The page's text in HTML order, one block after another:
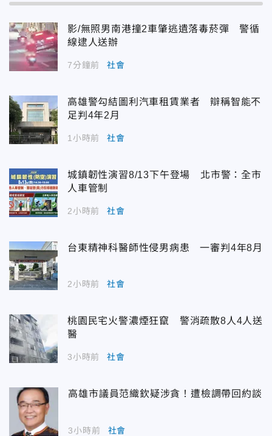
影/無照男南港撞2車肇逃遺落毒菸彈 警循
線逮人送辦
7分鐘前 社會
高雄警勾結圖利汽車租賃業者 辯稱智能不
足判4年2月
1小時前 社會
城鎮韌性演習8/13下午登場 北市警：全市
人車管制
2小時前 社會
台東精神科醫師性侵男病患 一審判4年8月
2小時前 社會
桃園民宅火警濃煙狂竄 警消疏散8人4人送
醫
3小時前 社會
高雄市議員范織欽疑涉貪！遭檢調帶回約談
3小時前 社會